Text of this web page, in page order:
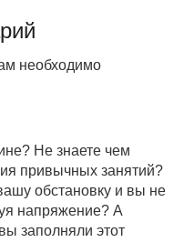
необходимо
Не знаете чем
привычных занятий?
обстановку и вы не
напряжение? А
заполняли этот